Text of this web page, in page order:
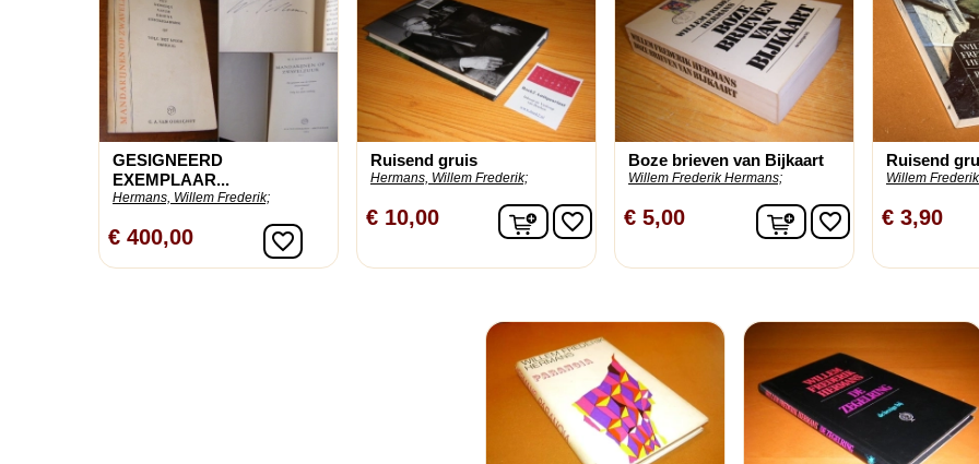
GESIGNEERD
EXEMPLAAR...
Hermans, Willem Frederik;
€ 400,00 In winkelwagen
favorite_border
Ruisend gruis
Hermans, Willem Frederik;
€ 10,00 In winkelwagen
favorite_border
Boze brieven van Bijkaart
Willem Frederik Hermans;
€ 5,00 In winkelwagen
favorite_border
Ruisend
Willem
€ 3,90